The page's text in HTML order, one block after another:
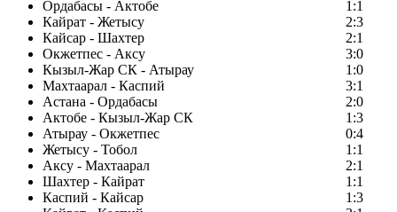
Ордабасы - Актобе
1:1
Кайрат - Жетысу
2:3
Кайсар - Шахтер
2:1
Окжетпес - Аксу
3:0
Кызыл-Жар СК - Атырау
1:0
Махтаарал - Каспий
3:1
Астана - Ордабасы
2:0
Актобе - Кызыл-Жар СК
1:3
Атырау - Окжетпес
0:4
Жетысу - Тобол
1:1
Аксу - Махтаарал
2:1
Шахтер - Кайрат
1:1
Каспий - Кайсар
1:3